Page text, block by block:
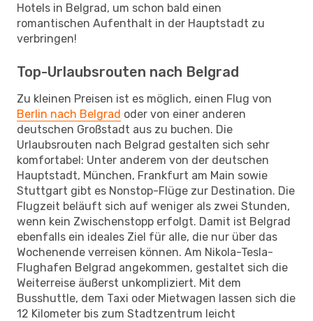
Hotels in Belgrad, um schon bald einen
romantischen Aufenthalt in der Hauptstadt zu
verbringen!
Top-Urlaubsrouten nach Belgrad
Zu kleinen Preisen ist es möglich, einen Flug von
Berlin nach Belgrad oder von einer anderen
deutschen Großstadt aus zu buchen. Die
Urlaubsrouten nach Belgrad gestalten sich sehr
komfortabel: Unter anderem von der deutschen
Hauptstadt, München, Frankfurt am Main sowie
Stuttgart gibt es Nonstop-Flüge zur Destination. Die
Flugzeit beläuft sich auf weniger als zwei Stunden,
wenn kein Zwischenstopp erfolgt. Damit ist Belgrad
ebenfalls ein ideales Ziel für alle, die nur über das
Wochenende verreisen können. Am Nikola-Tesla-
Flughafen Belgrad angekommen, gestaltet sich die
Weiterreise äußerst unkompliziert. Mit dem
Busshuttle, dem Taxi oder Mietwagen lassen sich die
12 Kilometer bis zum Stadtzentrum leicht